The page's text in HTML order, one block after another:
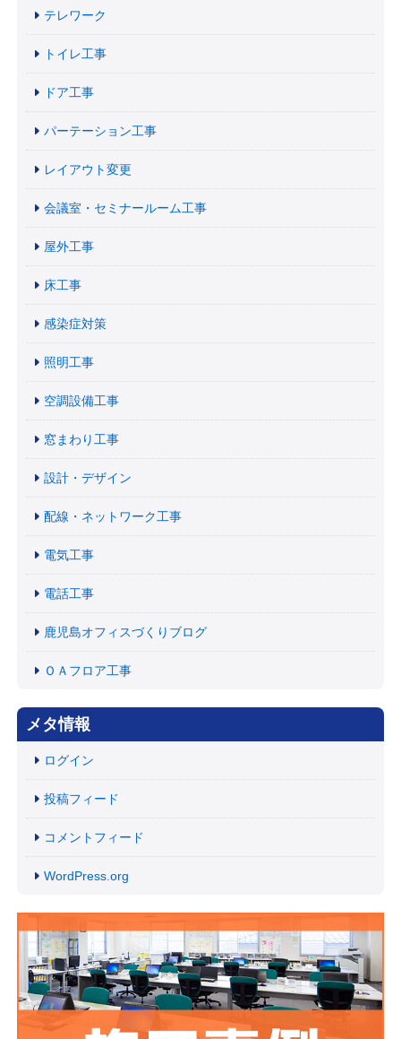
テレワーク
トイレ工事
ドア工事
パーテーション工事
レイアウト変更
会議室・セミナールーム工事
屋外工事
床工事
感染症対策
照明工事
空調設備工事
窓まわり工事
設計・デザイン
配線・ネットワーク工事
電気工事
電話工事
鹿児島オフィスづくりブログ
ＯＡフロア工事
メタ情報
ログイン
投稿フィード
コメントフィード
WordPress.org